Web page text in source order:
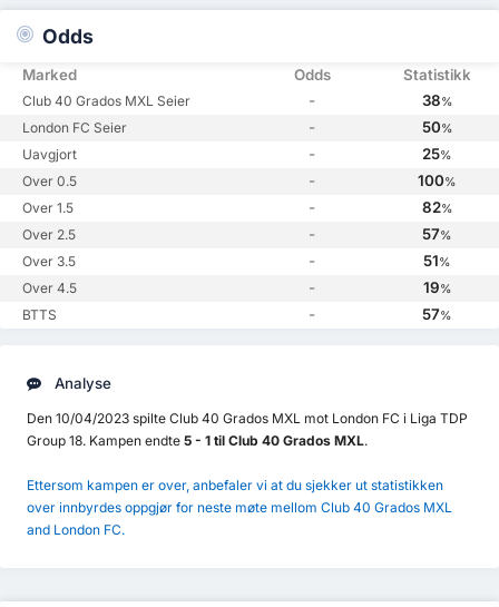
Odds
Marked Odds Statistikk
Club 40 Grados MXL Seier - 38%
London FC Seier - 50%
Uavgjort - 25%
Over 0.5 - 100%
Over 1.5 - 82%
Over 2.5 - 57%
Over 3.5 - 51%
Over 4.5 - 19%
BTTS - 57%
Analyse
Den 10/04/2023 spilte Club 40 Grados MXL mot London FC i Liga TDP
Group 18. Kampen endte 5 - 1 til Club 40 Grados MXL.
Ettersom kampen er over, anbefaler vi at du sjekker ut statistikken
over innbyrdes oppgjør for neste møte mellom Club 40 Grados MXL
and London FC.